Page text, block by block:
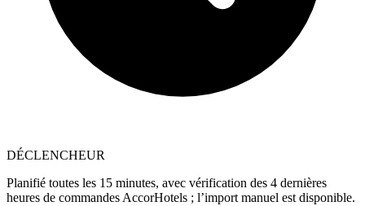
DÉCLENCHEUR
Planifié toutes les 15 minutes, avec vérification des 4 dernières
heures de commandes AccorHotels ; l’import manuel est disponible.